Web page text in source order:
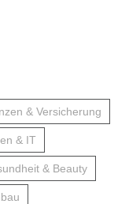
& Versicherung
& IT
& Beauty